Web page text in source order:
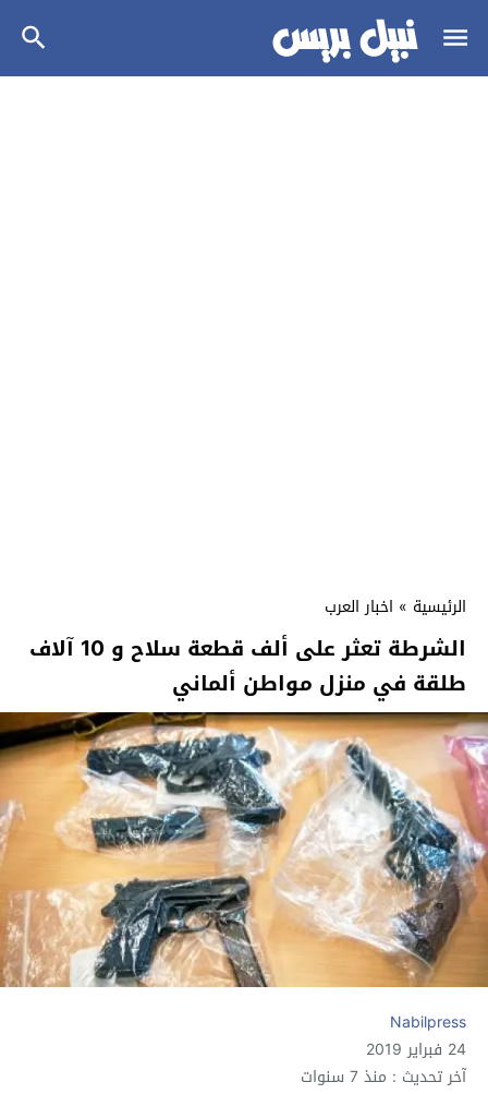
الرئيسية » اخبار العرب
الشرطة تعثر على ألف قطعة سلاح و 10 آلاف
طلقة في منزل مواطن ألماني
Nabilpress
24 فبراير 2019
آخر تحديث : منذ 7 سنوات